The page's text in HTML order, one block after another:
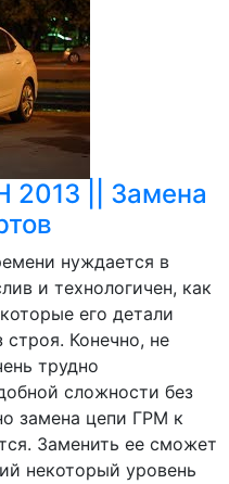
|| Замена
нуждается в
и технологичен, как
его детали
Конечно, не
трудно
сложности без
замена цепи ГРМ к
Заменить ее сможет
некоторый уровень